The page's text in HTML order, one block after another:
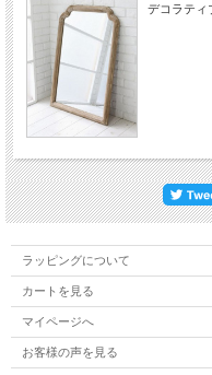
デコラティ
ラッピングについて
カートを見る
マイページへ
お客様の声を見る